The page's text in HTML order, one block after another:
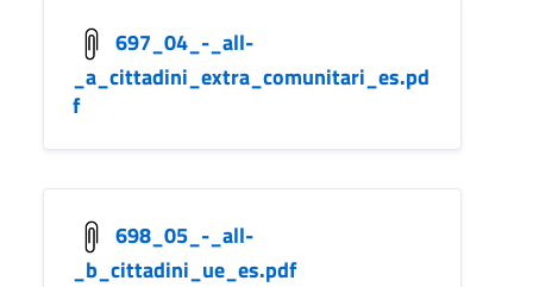
697_04_-_all-
_a_cittadini_extra_comunitari_es.pd
f
698_05_-_all-
_b_cittadini_ue_es.pdf